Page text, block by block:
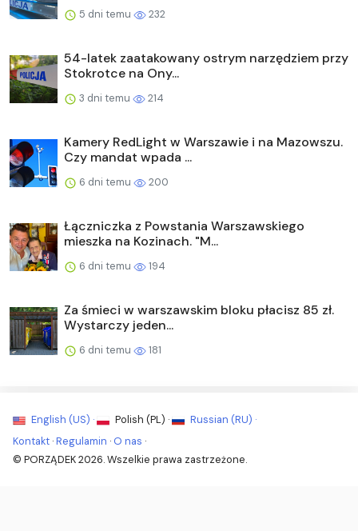
5 dni temu 232
54-latek zaatakowany ostrym narzędziem przy
Stokrotce na Ony...
3 dni temu 214
Kamery RedLight w Warszawie i na Mazowszu.
Czy mandat wpada ...
6 dni temu 200
Łączniczka z Powstania Warszawskiego
mieszka na Kozinach. "M...
6 dni temu 194
Za śmieci w warszawskim bloku płacisz 85 zł.
Wystarczy jeden...
6 dni temu 181
English (US) · Polish (PL) ·
Russian (RU) ·
Kontakt ·Regulamin · O nas ·
© PORZĄDEK 2026. Wszelkie prawa zastrzeżone.